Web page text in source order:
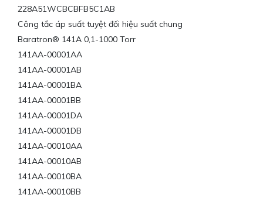
228A51WCBCBFB5C1AB
Công tắc áp suất tuyệt đối hiệu suất chung
Baratron® 141A 0,1-1000 Torr
141AA-00001AA
141AA-00001AB
141AA-00001BA
141AA-00001BB
141AA-00001DA
141AA-00001DB
141AA-00010AA
141AA-00010AB
141AA-00010BA
141AA-00010BB